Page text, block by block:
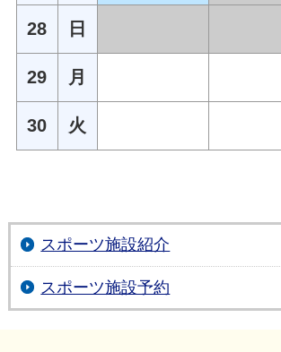
28 日
29 月
30 火
スポーツ施設紹介
スポーツ施設予約